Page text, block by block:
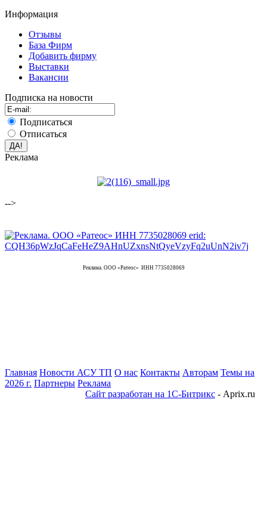
Информация
Отзывы
База Фирм
Добавить фирму
Выставки
Вакансии
Подписка на новости
Подписаться
Отписаться
Реклама
-->
Реклама. ООО «Ратеос» ИНН 7735028069
Главная Новости АСУ ТП О нас Контакты Авторам Темы на
2026 г. Партнеры Реклама
Сайт разработан на 1С-Битрикс - Aprix.ru